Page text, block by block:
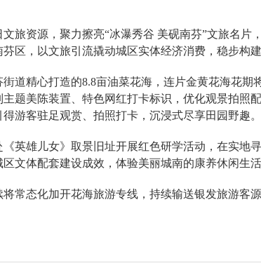
旅资源，聚力擦亮“冰瀑秀谷 美砚南芬”文旅名
区，以文旅引流撬动城区实体经济消费，稳步构
道精心打造的8.8亩油菜花海，连片金黄花海花
题美陈装置、特色网红打卡标识，优化观景拍
游客驻足观赏、拍照打卡，沉浸式尽享田园野趣。
英雄儿女》取景旧址开展红色研学活动，在实
文体配套建设成效，体验美丽城南的康养休闲生活
常态化加开花海旅游专线，持续输送银发旅游客